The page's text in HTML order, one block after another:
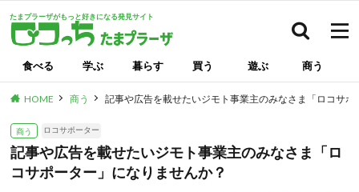
たまプラーザがもっと好きになる発見サイト
食べる 学ぶ 暮らす 買う 遊ぶ 商う
HOME 商う 記事や広告を載せたいジモト事業主のみなさま「ロコサ
商う ロコサポーター
記事や広告を載せたいジモト事業主のみなさま「ロ
コサポーター」になりませんか？